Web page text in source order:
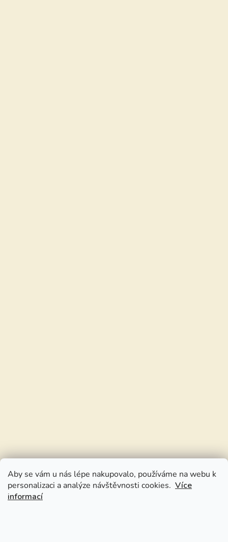
Aby se vám u nás lépe nakupovalo, používáme na webu k
personalizaci a analýze návštěvnosti cookies. Více
informací